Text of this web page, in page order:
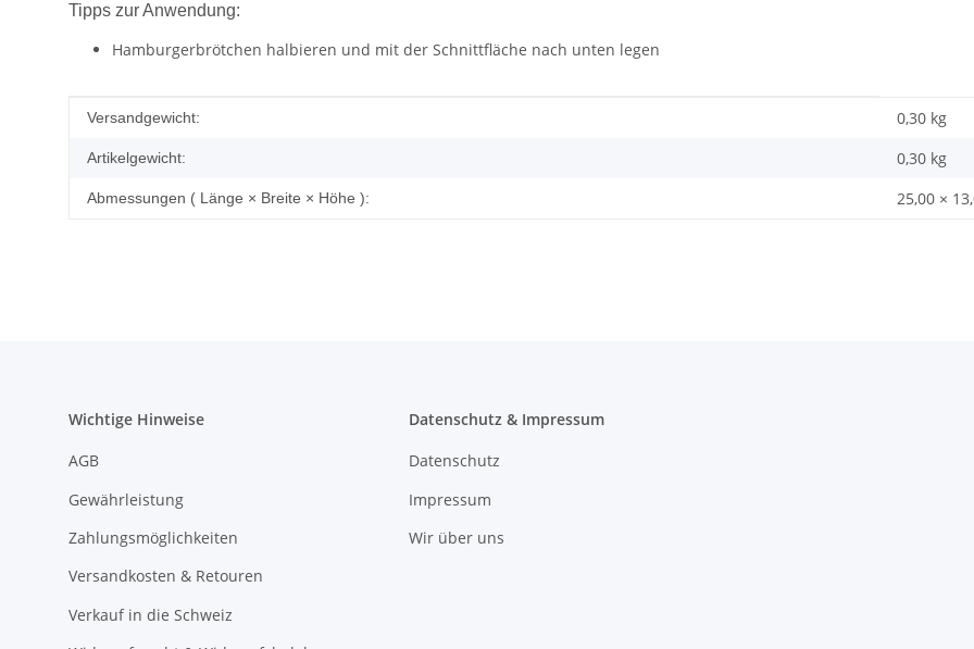
Tipps zur Anwendung:
Hamburgerbrötchen halbieren und mit der Schnittfläche nach unten legen
Produkteigenschaft
Wert
Versandgewicht: 0,30 kg
Artikelgewicht: 0,30 kg
Abmessungen ( Länge × Breite × Höhe ): 25,00 ×
Wichtige Hinweise
AGB
Gewährleistung
Zahlungsmöglichkeiten
Versandkosten & Retouren
Verkauf in die Schweiz
Datenschutz & Impressum
Datenschutz
Impressum
Wir über uns